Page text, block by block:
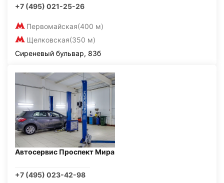
+7 (495) 021-25-26
Первомайская(400 м)
Щелковская(350 м)
Сиреневый бульвар, 83б
Автосервис Проспект Мира
+7 (495) 023-42-98